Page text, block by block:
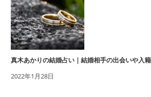
真木あかりの結婚占い｜結婚相手の出会いや入
2022年1月28日